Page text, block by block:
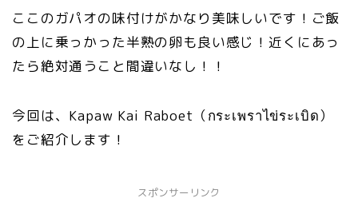
ここのガパオの味付けがかなり美味しいです！ご飯
の上に乗っかった半熟の卵も良い感じ！近くにあっ
たら絶対通うこと間違いなし！！
今回は、Kapaw Kai Raboet（กระเพราไข่ระเบิด）
をご紹介します！
スポンサーリンク